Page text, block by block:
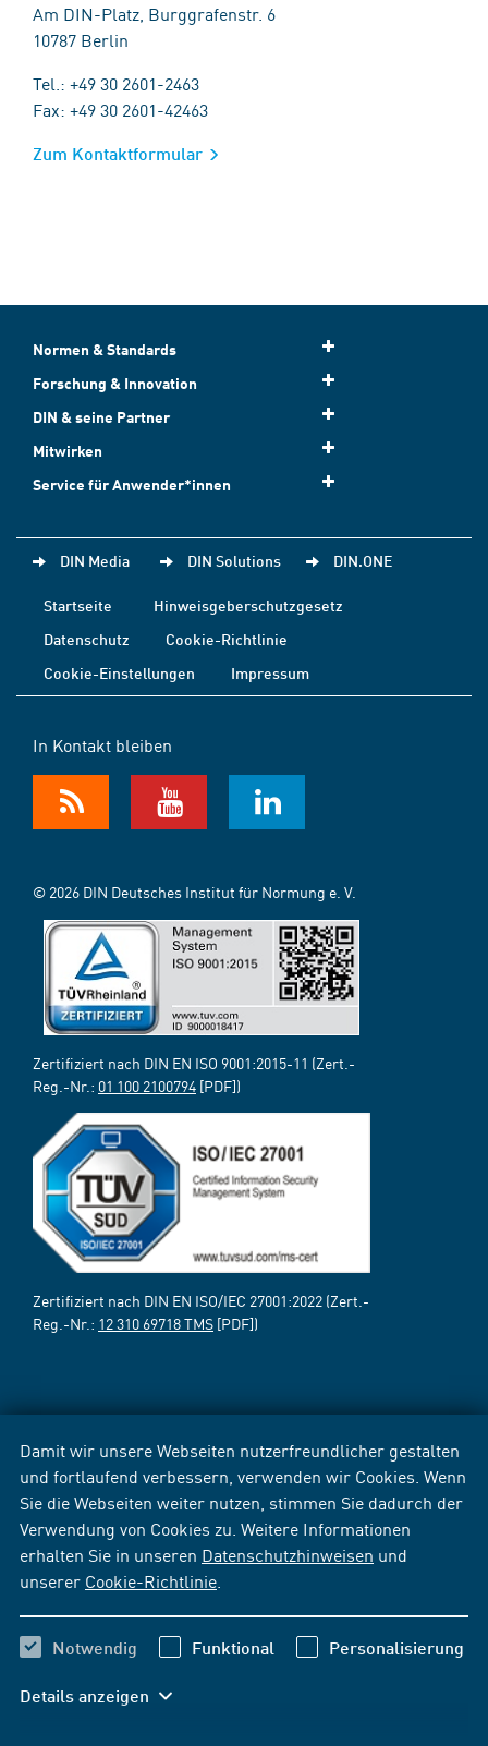
Damit wir unsere Webseiten nutzerfreundlicher gestalten
und fortlaufend verbessern, verwenden wir Cookies. Wenn
Sie die Webseiten weiter nutzen, stimmen Sie dadurch der
Verwendung von Cookies zu. Weitere Informationen
erhalten Sie in unseren Datenschutzhinweisen und
unserer Cookie-Richtlinie
Notwendig Funktional Personalisierung
Details anzeigen
Am DIN-Platz, Burggrafenstr. 6
10787 Berlin
Tel.: +49 30 2601-2463
Fax: +49 30 2601-42463
Zum Kontaktformular
Normen & Standards
Forschung & Innovation
DIN & seine Partner
Mitwirken
Service für Anwender*innen
DIN Media DIN Solutions DIN.ONE
Startseite
Hinweisgeberschutzgesetz
Datenschutz
Cookie-Richtlinie
Cookie-Einstellungen
Impressum
In Kontakt bleiben
© 2026 DIN Deutsches Institut für Normung e. V.
Zertifiziert nach DIN EN ISO 9001:2015-11 (Zert.-
Reg.-Nr.: 01 100 2100794 [PDF])
Zertifiziert nach DIN EN ISO/IEC 27001:2022 (Zert.-
Reg.-Nr.: 12 310 69718 TMS [PDF])